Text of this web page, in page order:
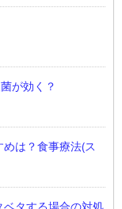
が効く？
は？食事療法(ス